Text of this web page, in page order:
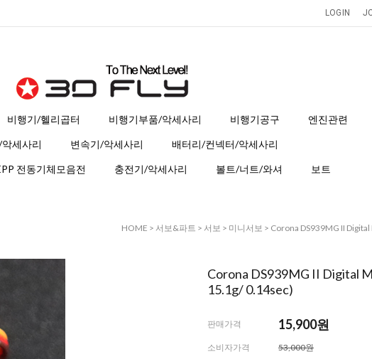
LOGIN
비행기/헬리곱터 비행기부품/악세사리 비행기공구 엔진관련
세사리 변속기/악세사리 배터리/컨넥터/악세사리
전동기체모음전 충전기/악세사리 볼트/너트/와셔 보트
HOME > 서보&파트 > 서보 > 미니서보 > Corona DS939MG II
Corona DS939MG II Digital
15.1g/ 0.14sec)
판매가격 15,900원
소비자가격
53,000원